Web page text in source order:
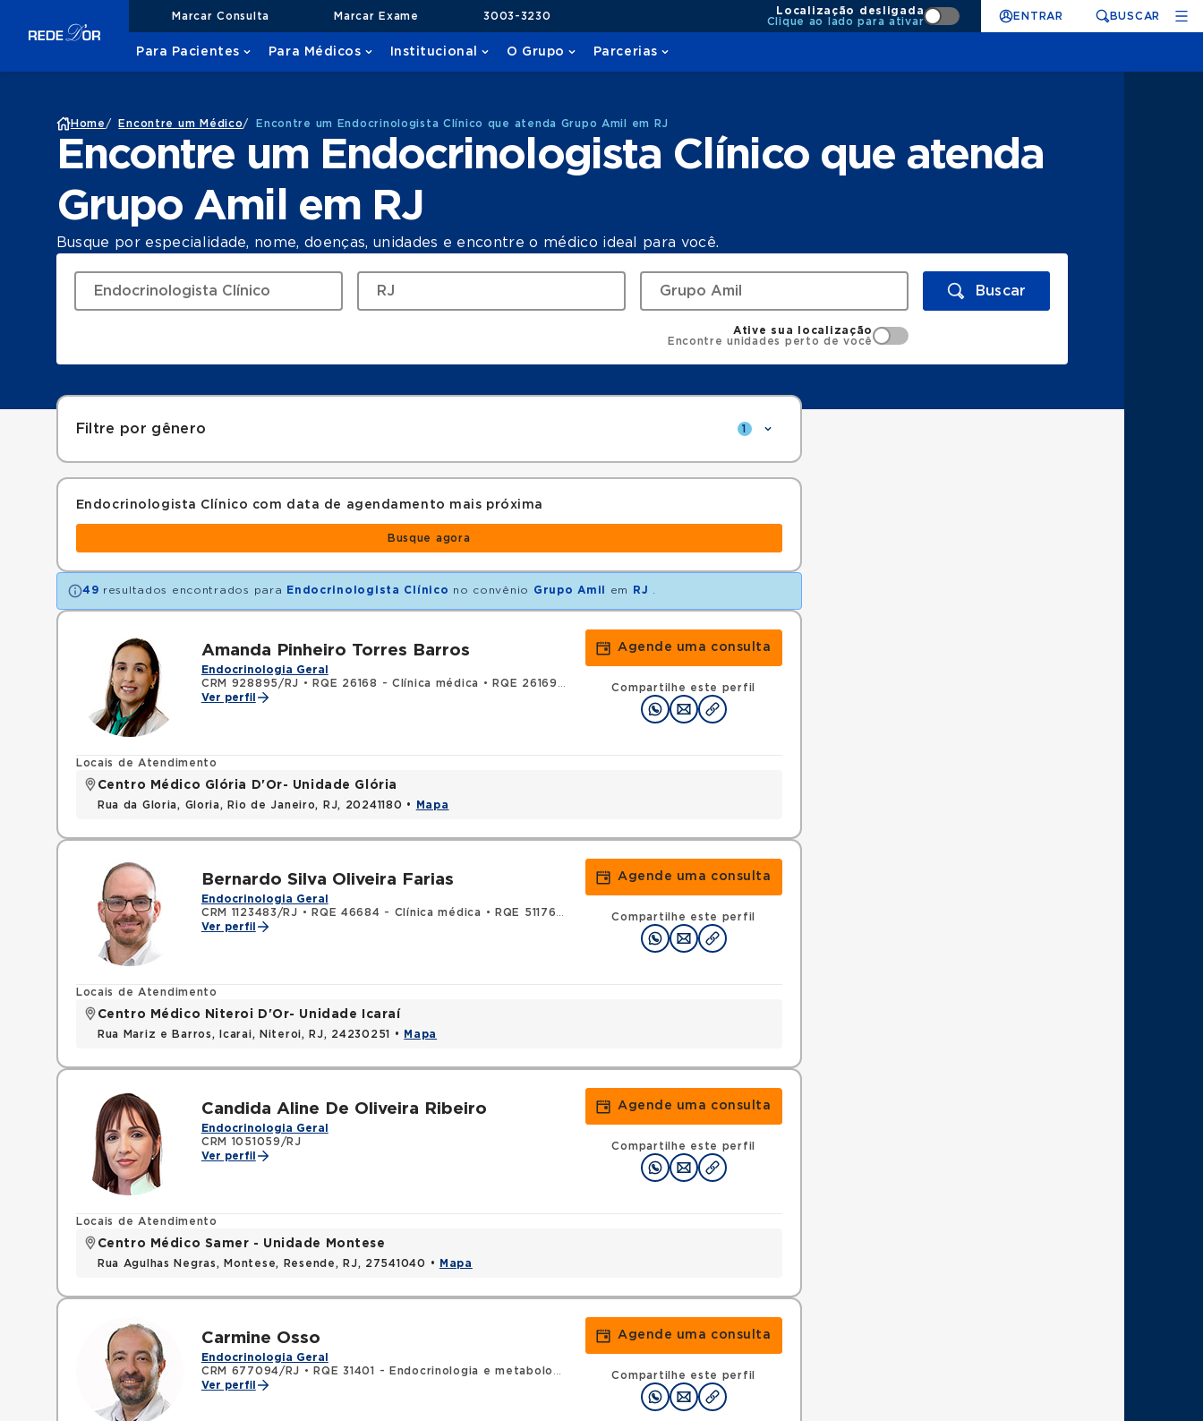
Marcar Consulta Marcar Exame 3003-3230
Localização desligada
Clique ao lado para ativar
ENTRAR BUSCAR
Para Pacientes Para Médicos Institucional O Grupo Parcerias
Home / Encontre um Médico/ Encontre um Endocrinologista Clínico que atenda Grupo Amil em RJ
Encontre um Endocrinologista Clínico que atenda
Grupo Amil em RJ
Busque por especialidade, nome, doenças, unidades e encontre o médico ideal para você.
Buscar
Ative sua localização
Encontre unidades perto de você
Filtre por gênero 1
Endocrinologista Clínico com data de agendamento mais próxima
Busque agora
49 resultados encontrados para Endocrinologista Clínico no convênio Grupo Amil em RJ
Amanda Pinheiro Torres Barros
Endocrinologia Geral
CRM 928895/RJ • RQE 26168 - Clínica médica •
RQE 26169 - Endocrinologia e metabologia
Ver perfil
Agende uma consulta
Compartilhe este perfil
Locais de Atendimento
Centro Médico Glória D'Or- Unidade Glória
Rua da Gloria, Gloria, Rio de Janeiro, RJ, 20241180 • Mapa
Bernardo Silva Oliveira Farias
Endocrinologia Geral
CRM 1123483/RJ • RQE 46684 - Clínica médica •
RQE 51176 - Endocrinologia e metabologia
Ver perfil
Agende uma consulta
Compartilhe este perfil
Locais de Atendimento
Centro Médico Niteroi D'Or- Unidade Icaraí
Rua Mariz e Barros, Icarai, Niteroi, RJ, 24230251 • Mapa
Candida Aline De Oliveira Ribeiro
Endocrinologia Geral
CRM 1051059/RJ
Ver perfil
Agende uma consulta
Compartilhe este perfil
Locais de Atendimento
Centro Médico Samer - Unidade Montese
Rua Agulhas Negras, Montese, Resende, RJ, 27541040 • Mapa
Carmine Osso
Endocrinologia Geral
CRM 677094/RJ •
RQE 31401 - Endocrinologia e metabologia
Ver perfil
Agende uma consulta
Compartilhe este perfil